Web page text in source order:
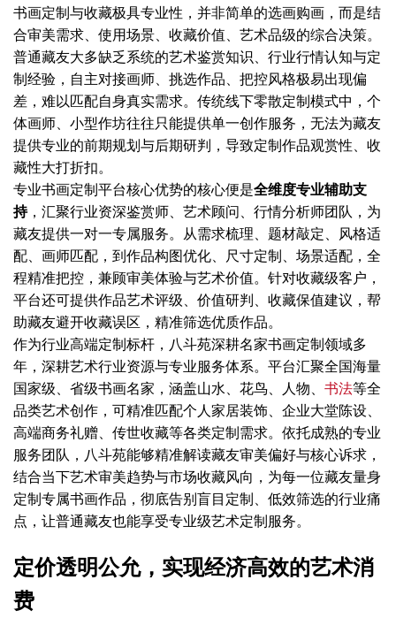
书画定制与收藏极具专业性，并非简单的选画购画，而是结
合审美需求、使用场景、收藏价值、艺术品级的综合决策。
普通藏友大多缺乏系统的艺术鉴赏知识、行业行情认知与定
制经验，自主对接画师、挑选作品、把控风格极易出现偏
差，难以匹配自身真实需求。传统线下零散定制模式中，个
体画师、小型作坊往往只能提供单一创作服务，无法为藏友
提供专业的前期规划与后期研判，导致定制作品观赏性、收
藏性大打折扣。
专业书画定制平台核心优势的核心便是全维度专业辅助支
持，汇聚行业资深鉴赏师、艺术顾问、行情分析师团队，为
藏友提供一对一专属服务。从需求梳理、题材敲定、风格适
配、画师匹配，到作品构图优化、尺寸定制、场景适配，全
程精准把控，兼顾审美体验与艺术价值。针对收藏级客户，
平台还可提供作品艺术评级、价值研判、收藏保值建议，帮
助藏友避开收藏误区，精准筛选优质作品。
作为行业高端定制标杆，八斗苑深耕名家书画定制领域多
年，深耕艺术行业资源与专业服务体系。平台汇聚全国海量
国家级、省级书画名家，涵盖山水、花鸟、人物、 书法等全
品类艺术创作，可精准匹配个人家居装饰、企业大堂陈设、
高端商务礼赠、传世收藏等各类定制需求。依托成熟的专业
服务团队，八斗苑能够精准解读藏友审美偏好与核心诉求，
结合当下艺术审美趋势与市场收藏风向，为每一位藏友量身
定制专属书画作品，彻底告别盲目定制、低效筛选的行业痛
点，让普通藏友也能享受专业级艺术定制服务。
定价透明公允，实现经济高效的艺术消
费